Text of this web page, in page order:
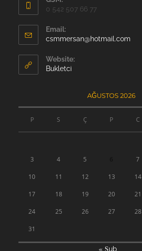
0 542 507 66 77
Email:
csmmersan@hotmail.com
Website:
Bukletci
AĞUSTOS 2026
P S Ç P C
3 4 5 7
10 11 12 13 14
17 18 19 20 21
24 25 26 27 28
31
« Şub